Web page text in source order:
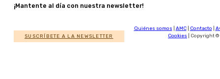
¡Mantente al día con nuestra newsletter!
SUSCRÍBETE A LA NEWSLETTER
Quiénes somos AMC| Contacto
Cookies | Copyright